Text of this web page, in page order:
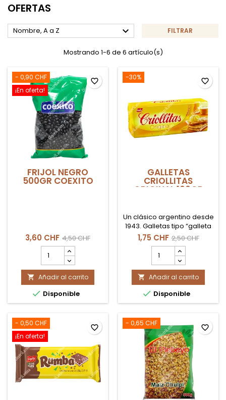
OFERTAS
Nombre, A a Z  FILTRAR
Mostrando 1-6 de 6 artículo(s)
- 0,90 CHF
¡En oferta!
FRIJOL NEGRO
500GR COEXITO
3,60 CHF 4,50 CHF
cantidad
del
producto
FRIJOL
NEGRO
500GR
COEXITO
 Añadir al carrito
 Disponible
favorite_border -30%
GALLETAS
CRIOLLITAS
ORIGINAL 100GR
Un clásico argentino desde
1943. Galletas tipo “galleta
gorda”, crujientes, saladas
y hojaldradas. El
compañero inseparable
del mate, té o café.
1,75 CHF 2,50 CHF
cantidad
del
producto
GALLETAS
CRIOLLITAS
ORIGINAL
100gr
 Añadir al carrito
 Disponible
favorite_border
- 0,50 CHF
¡En oferta!
favorite_border - 0,65 CHF favorite_border